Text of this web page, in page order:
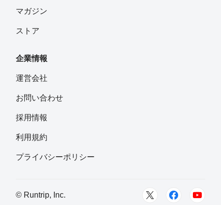
マガジン
ストア
企業情報
運営会社
お問い合わせ
採用情報
利用規約
プライバシーポリシー
© Runtrip, Inc.